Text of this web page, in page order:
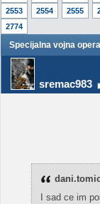
2553
2554 2555
2774
Specijalna vojna
sremac983
I sad ce im